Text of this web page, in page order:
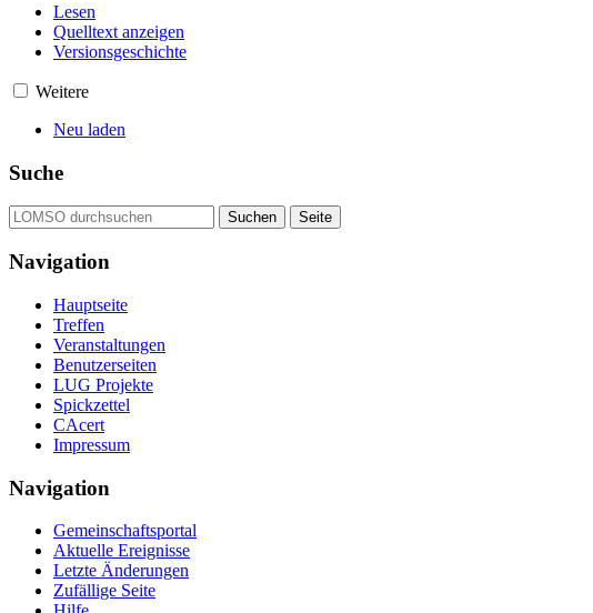
Lesen
Quelltext anzeigen
Versionsgeschichte
Weitere
Neu laden
Suche
Navigation
Hauptseite
Treffen
Veranstaltungen
Benutzerseiten
LUG Projekte
Spickzettel
CAcert
Impressum
Navigation
Gemeinschafts­portal
Aktuelle Ereignisse
Letzte Änderungen
Zufällige Seite